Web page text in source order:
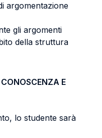
argomentazione
gli argomenti
della struttura
E
lo studente sarà